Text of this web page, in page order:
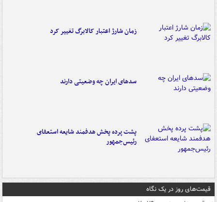
زمان شارژ اعتبار کالابرگ تغییر کرد
سدهای ایران چه وضعیتی دارند
پشت پرده پخش هدفمند شایعه استعفای
رئیس‌جمهور
قیمت‌های روز در یک نگاه